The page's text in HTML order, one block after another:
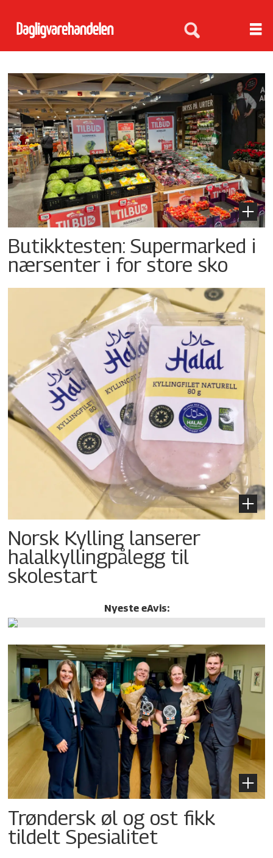
Dagligvarehandelen
gjør
god
butikk
bedre
Butikktesten: Supermarked i
nærsenter i for store sko
Norsk Kylling lanserer
halalkylling­pålegg til
skolestart
Nyeste eAvis:
Trøndersk øl og ost fikk
tildelt Spesialitet